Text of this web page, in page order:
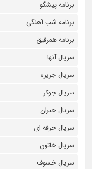
برنامه پیشگو
برنامه شب آهنگی
برنامه همرفیق
سریال آنها
سریال جزیره
سریال جوکر
سریال جیران
سریال حرفه ای
سریال خاتون
سریال خسوف